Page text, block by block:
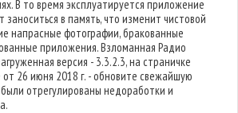
В то время эксплуатируется приложение
в память, что изменит чистовой
напрасные фотографии, бракованные
приложения. Взломанная Радио
версия - 3.3.2.3, на страничке
26 июня 2018 г. - обновите свежайшую
отрегулированы недоработки и